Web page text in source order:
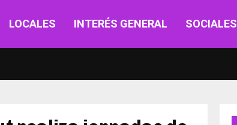
LOCALES INTERÉS GENERAL SOCIALES